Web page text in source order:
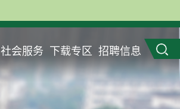
社会服务 下载专区 招聘信息